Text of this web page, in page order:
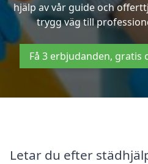
hjälp av vår guide och
trygg väg till
Få 3 erbjudanden,
Letar du efter